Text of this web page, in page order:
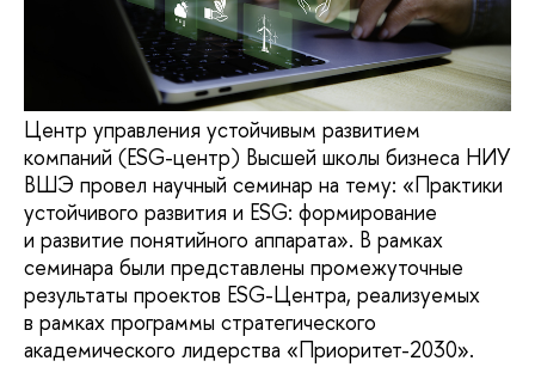
Центр управления устойчивым развитием
компаний (ESG-центр) Высшей школы бизнеса НИУ
ВШЭ провел научный семинар на тему: «Практики
устойчивого развития и ESG: формирование
и развитие понятийного аппарата». В рамках
семинара были представлены промежуточные
результаты проектов ESG-Центра, реализуемых
в рамках программы стратегического
академического лидерства «Приоритет-2030».